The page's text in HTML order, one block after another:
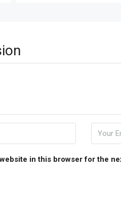
in this browser for the